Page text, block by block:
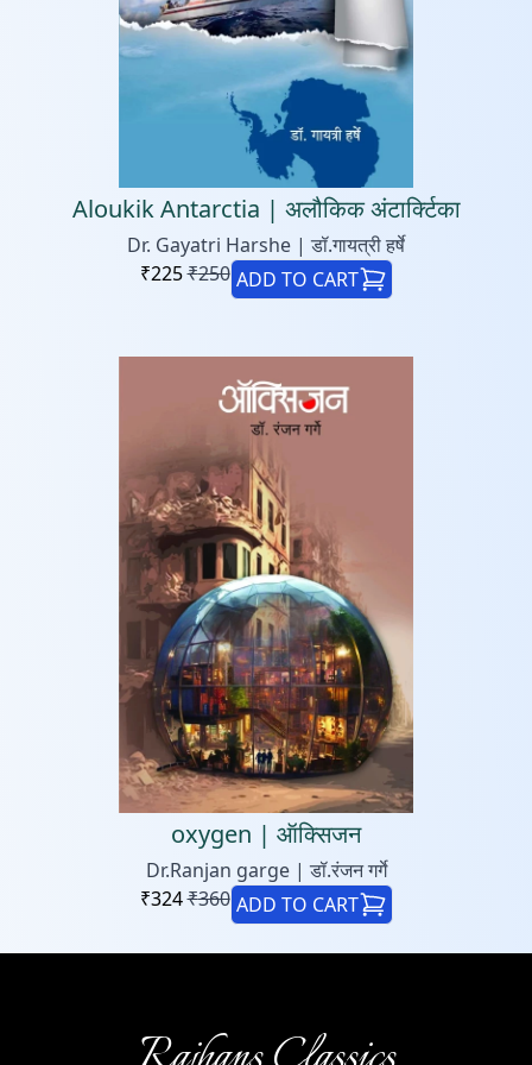
Aloukik Antarctia | अलौकिक अंटार्क्टिका
Dr. Gayatri Harshe | डॉ.गायत्री हर्षे
₹225₹250 ADD TO CART
oxygen | ऑक्सिजन
Dr.Ranjan garge | डॉ.रंजन गर्गे
₹324₹360 ADD TO CART